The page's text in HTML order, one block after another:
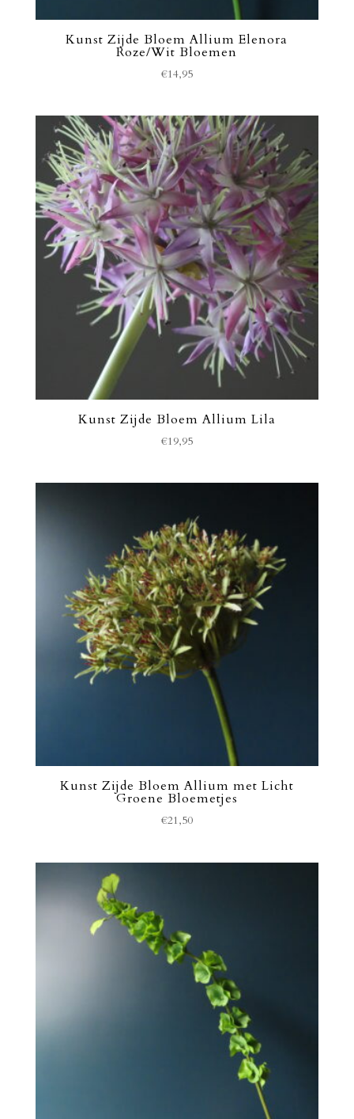
Kunst Zijde Bloem Allium Elenora
Roze/Wit Bloemen
€14,95
Kunst Zijde Bloem Allium Lila
€19,95
Kunst Zijde Bloem Allium met Licht
Groene Bloemetjes
€21,50